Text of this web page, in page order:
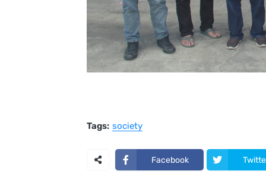
Tags: society
Facebook